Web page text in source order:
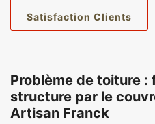
Satisfaction Clients
Problème de toiture
structure par le
Artisan Franck